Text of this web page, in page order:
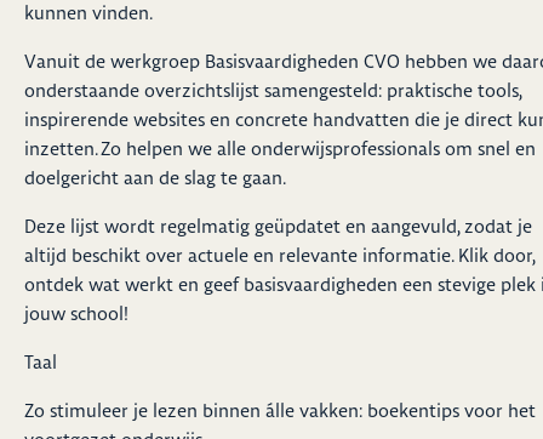
kunnen vinden.
Vanuit de werkgroep Basisvaardigheden CVO hebben we
onderstaande overzichtslijst samengesteld: praktische tools,
inspirerende websites en concrete handvatten die je direct
inzetten. Zo helpen we alle onderwijsprofessionals om snel en
doelgericht aan de slag te gaan.
Deze lijst wordt regelmatig geüpdatet en aangevuld, zodat je
altijd beschikt over actuele en relevante informatie. Klik door,
ontdek wat werkt en geef basisvaardigheden een stevige plek
jouw school!
Taal
Zo stimuleer je lezen binnen álle vakken: boekentips voor het